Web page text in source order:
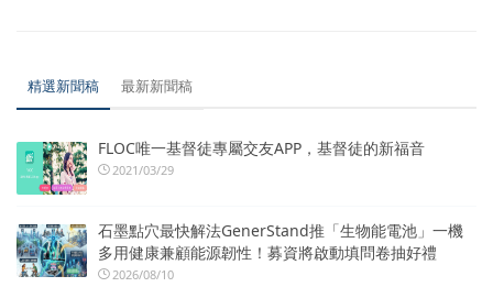
精選新聞稿 最新新聞稿
FLOC唯一基督徒專屬交友APP，基督徒的新福音
2021/03/29
石墨點穴最快解法GenerStand推「生物能電池」一機
多用健康兼顧能源韌性！募資將啟動填問卷抽好禮
2026/08/10